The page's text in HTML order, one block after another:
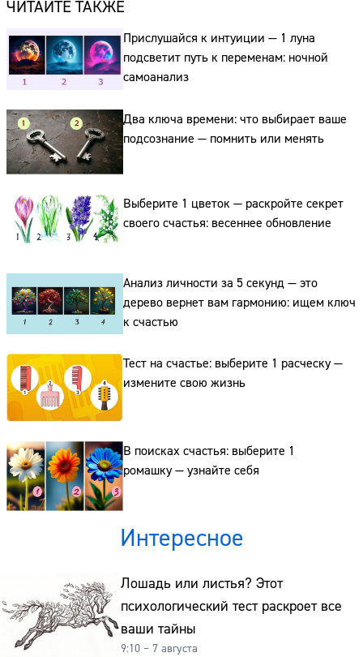
ЧИТАЙТЕ ТАКЖЕ
Прислушайся к интуиции — 1 луна
подсветит путь к переменам: ночной
самоанализ
Два ключа времени: что выбирает ваше
подсознание — помнить или менять
Выберите 1 цветок — раскройте секрет
своего счастья: весеннее обновление
Анализ личности за 5 секунд — это
дерево вернет вам гармонию: ищем ключ
к счастью
Тест на счастье: выберите 1 расческу —
измените свою жизнь
В поисках счастья: выберите 1
ромашку — узнайте себя
Интересное
Лошадь или листья? Этот
психологический тест раскроет все
ваши тайны
9:10 – 7 августа
Сайт: